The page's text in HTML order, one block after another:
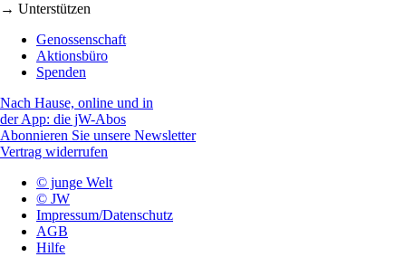
→ Unterstützen
Genossenschaft
Aktionsbüro
Spenden
Nach Hause, online und in
der App: die jW-Abos
Abonnieren Sie unsere Newsletter
Vertrag widerrufen
© junge Welt
© JW
Impressum/Datenschutz
AGB
Hilfe